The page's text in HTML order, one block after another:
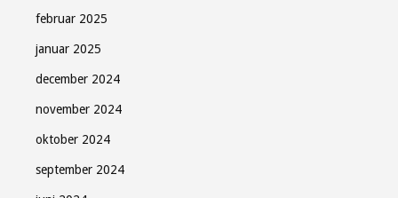
februar 2025
januar 2025
december 2024
november 2024
oktober 2024
september 2024